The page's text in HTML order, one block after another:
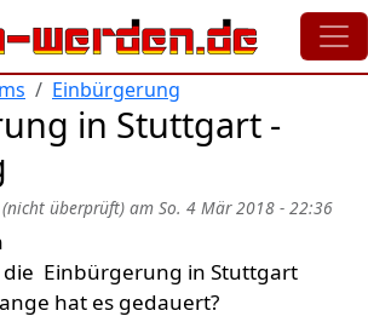
Einbürgerung
in Stuttgart -
(nicht überprüft) am So. 4 Mär 2018 - 22:36
Einbürgerung in Stuttgart
hat es gedauert?